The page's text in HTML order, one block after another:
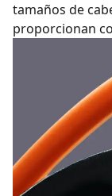
tamaños de
proporcionan